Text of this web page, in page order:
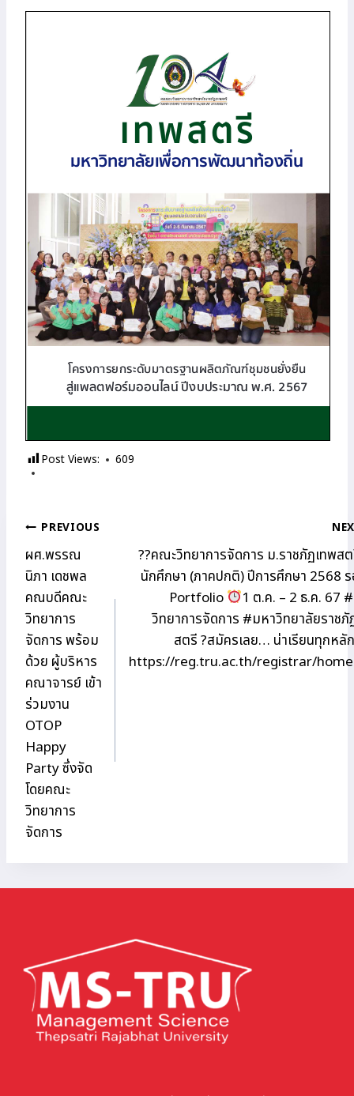
Post Views: 609
แนะแนว
เรื่อง
PREVIOUS
ผศ.พรรณ
นิภา เดชพล
คณบดีคณะ
วิทยาการ
จัดการ พร้อม
ด้วย ผู้บริหาร
คณาจารย์ เข้า
ร่วมงาน
OTOP
Happy
Party ซึ่งจัด
โดยคณะ
วิทยาการ
จัดการ
??คณะวิทยาการจัดการ ม.ราชภัฏเทพส
นักศึกษา (ภาคปกติ) ปีการศึกษา 2568
Portfolio
1 ต.ค. – 2 ธ.ค. 67
วิทยาการจัดการ #มหาวิทยาลัยราชภั
สตรี ?สมัครเลย… น่าเรียนทุกหลั
https://reg.tru.ac.th/registrar/